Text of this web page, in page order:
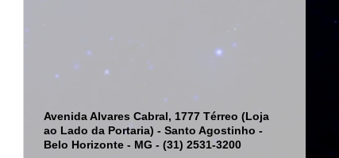
Avenida Alvares Cabral, 1777 Térreo (Loja
ao Lado da Portaria) - Santo Agostinho -
Belo Horizonte - MG - (31) 2531-3200